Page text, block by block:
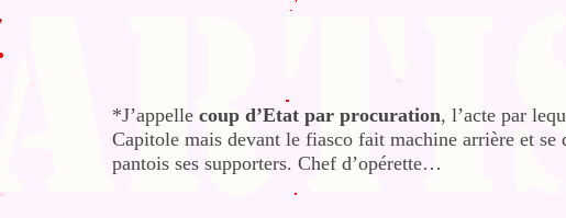
*J’appelle coup d’Etat par procuration, l’acte par
Capitole mais devant le fiasco fait machine arrière et
pantois ses supporters. Chef d’opérette…